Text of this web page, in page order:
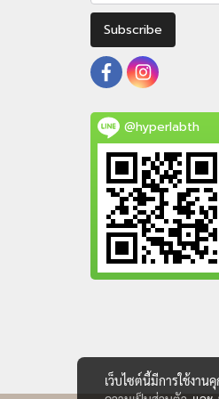
Subscribe
@hyperlabth
เว็บไซต์นี้มีการใช้งาน